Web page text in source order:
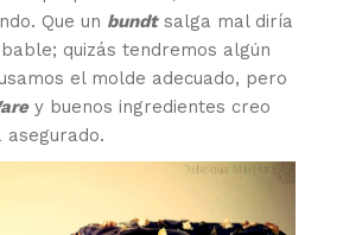
Que un bundtsalga mal diría
quizás tendremos algún
el molde adecuado, pero
y buenos ingredientes creo
asegurado.